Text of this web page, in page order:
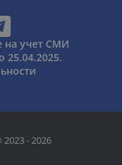
на учет СМИ
25.04.2025.
- 2026